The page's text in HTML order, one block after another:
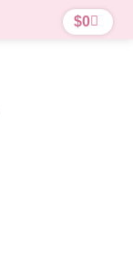
$0